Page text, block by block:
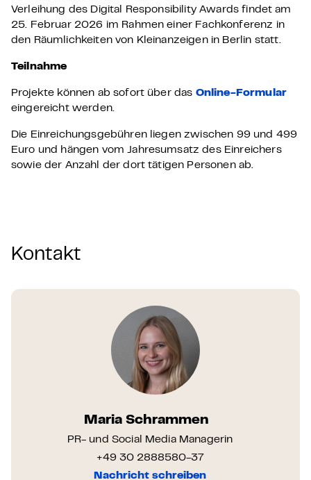
Verleihung des Digital Responsibility Awards findet am
25. Februar 2026 im Rahmen einer Fachkonferenz in
den Räumlichkeiten von Kleinanzeigen in Berlin statt.
Teilnahme
Projekte können ab sofort über das Online-Formular
eingereicht werden.
Die Einreichungsgebühren liegen zwischen 99 und 499
Euro und hängen vom Jahresumsatz des Einreichers
sowie der Anzahl der dort tätigen Personen ab.
Kontakt
Maria Schrammen
PR- und Social Media Managerin
+49 30 2888580-37
Nachricht schreiben